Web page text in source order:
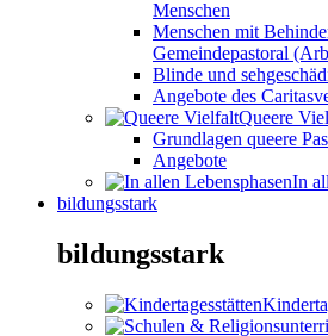
Menschen
Menschen mit
Gemeindepastoral
Blinde und
Angebote des
Queere
Grundlagen queere
Angebote
In
bildungsstark
bildungsstark